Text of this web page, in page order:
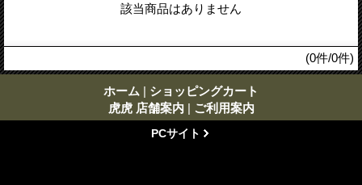
該当商品はありません
(0件/0件)
ホーム | ショッピングカート
虎虎 店舗案内 | ご利用案内
PCサイト